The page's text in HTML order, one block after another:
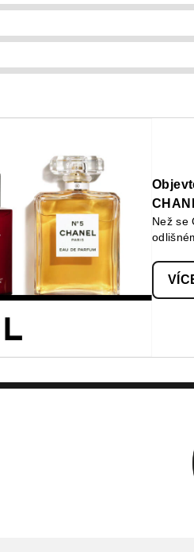
Než se
barvy,